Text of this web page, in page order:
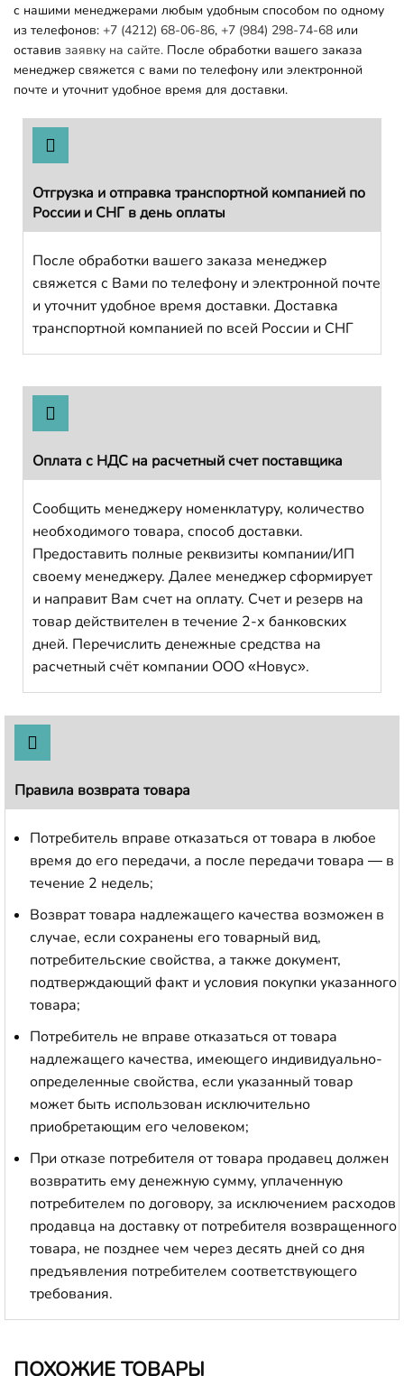
с нашими менеджерами любым удобным способом по одному
из телефонов: +7 (4212) 68-06-86, +7 (984) 298-74-68 или
оставив заявку на сайте. После обработки вашего заказа
менеджер свяжется с вами по телефону или электронной
почте и уточнит удобное время для доставки.
Отгрузка и отправка транспортной компанией по
России и СНГ в день оплаты
После обработки вашего заказа менеджер
свяжется с Вами по телефону и электронной почте
и уточнит удобное время доставки. Доставка
транспортной компанией по всей России и СНГ
Оплата с НДС на расчетный счет поставщика
Сообщить менеджеру номенклатуру, количество
необходимого товара, способ доставки.
Предоставить полные реквизиты компании/ИП
своему менеджеру. Далее менеджер сформирует
и направит Вам счет на оплату. Счет и резерв на
товар действителен в течение 2-х банковских
дней. Перечислить денежные средства на
расчетный счёт компании ООО «Новус».
Правила возврата товара
Потребитель вправе отказаться от товара в любое
время до его передачи, а после передачи товара — в
течение 2 недель;
Возврат товара надлежащего качества возможен в
случае, если сохранены его товарный вид,
потребительские свойства, а также документ,
подтверждающий факт и условия покупки указанного
товара;
Потребитель не вправе отказаться от товара
надлежащего качества, имеющего индивидуально-
определенные свойства, если указанный товар
может быть использован исключительно
приобретающим его человеком;
При отказе потребителя от товара продавец должен
возвратить ему денежную сумму, уплаченную
потребителем по договору, за исключением расходов
продавца на доставку от потребителя возвращенного
товара, не позднее чем через десять дней со дня
предъявления потребителем соответствующего
требования.
ПОХОЖИЕ ТОВАРЫ